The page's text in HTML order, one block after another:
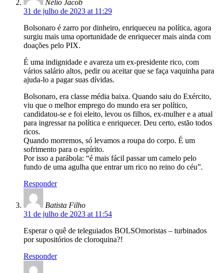
Nélio Jacob
31 de julho de 2023 at 11:29
Bolsonaro é zarro por dinheiro, enriqueceu na política, agora
surgiu mais uma oportunidade de enriquecer mais ainda com
doações pelo PIX.
É uma indignidade e avareza um ex-presidente rico, com
vários salário altos, pedir ou aceitar que se faça vaquinha para
ajuda-lo a pagar suas dívidas.
Bolsonaro, era classe média baixa. Quando saiu do Exército,
viu que o melhor emprego do mundo era ser político,
candidatou-se e foi eleito, levou os filhos, ex-mulher e a atual
para ingressar na política e enriquecer. Deu certo, estão todos
ricos.
Quando morremos, só levamos a roupa do corpo. É um
sofrimento para o espírito.
Por isso a parábola: “é mais fácil passar um camelo pelo
fundo de uma agulha que entrar um rico no reino do céu”.
Responder
Batista Filho
31 de julho de 2023 at 11:54
Esperar o quê de teleguiados BOLSOmoristas – turbinados
por supositórios de cloroquina?!
Responder